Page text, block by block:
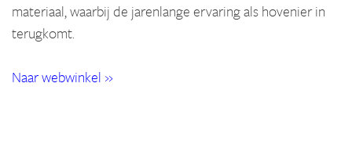
materiaal, waarbij de jarenlange ervaring als hovenier in
terugkomt.
Naar webwinkel »